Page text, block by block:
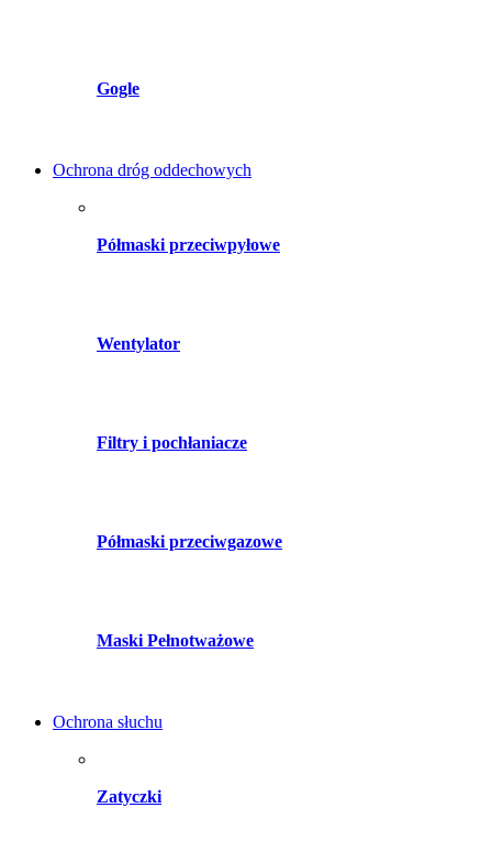
Gogle
Ochrona dróg oddechowych
Półmaski przeciwpyłowe
Wentylator
Filtry i pochłaniacze
Półmaski przeciwgazowe
Maski Pełnotważowe
Ochrona słuchu
Zatyczki